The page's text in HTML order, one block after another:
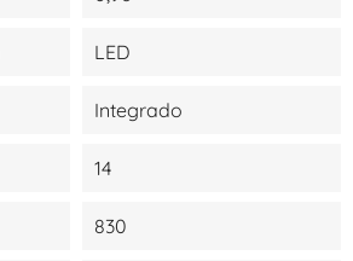
LED
Integrado
14
830